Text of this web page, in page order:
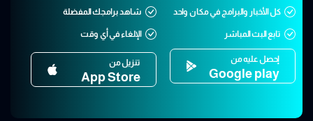
كل الأخبار والبرامج في مكان واحد شاهد برامجك المفضلة
تابع البث المباشر الإلغاء في أي وقت
إحصل عليه من
Google play
تنزيل من
App Store